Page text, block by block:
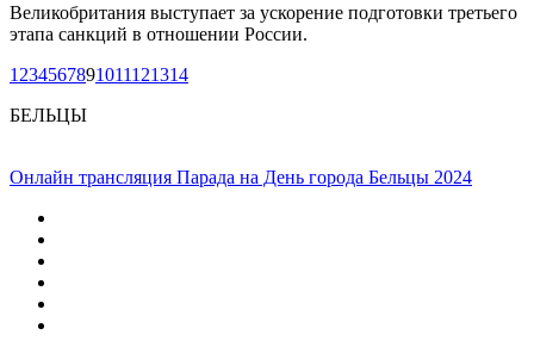
Великобритания выступает за ускорение подготовки третьего
этапа санкций в отношении России.
1 234567891011121314
БЕЛЬЦЫ
Онлайн трансляция Парада на День города Бельцы 2024